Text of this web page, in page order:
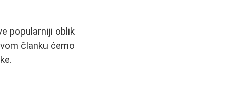
popularniji oblik
članku ćemo